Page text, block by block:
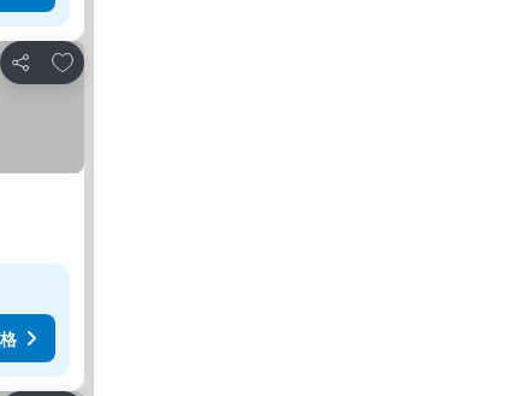
分享
放到收藏夾